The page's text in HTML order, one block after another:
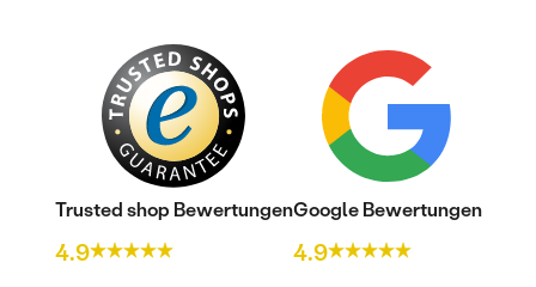
Trusted shop Bewertungen
4.9
Google Bewertungen
4.9